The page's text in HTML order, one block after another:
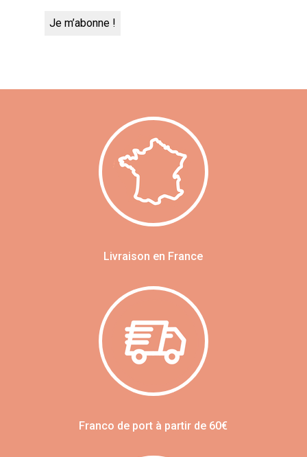
Livraison en France
Franco de port à partir de 60€